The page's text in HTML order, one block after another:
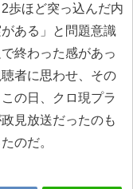
歩ほど突っ込んだ内
ある」と問題意識
終わった感があっ
者に思わせ、その
の日、クロ現プラ
見放送だったのも
のだ。